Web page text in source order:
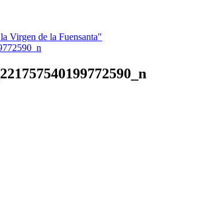
Virgen de la Fuensanta"